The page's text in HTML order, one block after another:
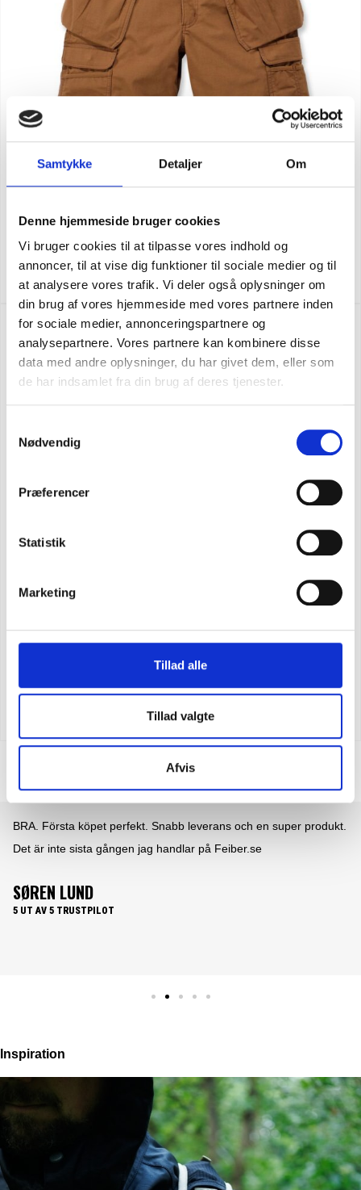
Samtykke Detaljer Om
Denne hjemmeside bruger cookies
Vi bruger cookies til at tilpasse vores indhold og
annoncer, til at vise dig funktioner til sociale medier og til
at analysere vores trafik. Vi deler også oplysninger om
din brug af vores hjemmeside med vores partnere inden
for sociale medier, annonceringspartnere og
analysepartnere. Vores partnere kan kombinere disse
data med andre oplysninger, du har givet dem, eller som
de har indsamlet fra din brug af deres tjenester.
Nødvendig
Præferencer
Statistik
Marketing
Tillad alle
Tillad valgte
Afvis
Carhartt hantverkarshorts
SEK 1.373,75 m. moms
SEK 1.099,00
super produkt.
Det är ett nöje att göra affärer med Feiber. En
användarvänlig hemsida. Där produkterna
Inspiration